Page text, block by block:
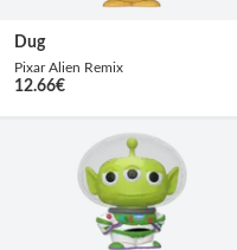
Dug
Pixar Alien Remix
12.66€